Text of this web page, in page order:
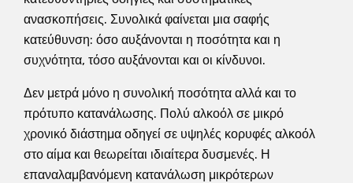
ανασκοπήσεις. Συνολικά φαίνεται μια σαφής
κατεύθυνση: όσο αυξάνονται η ποσότητα και η
συχνότητα, τόσο αυξάνονται και οι κίνδυνοι.
Δεν μετρά μόνο η συνολική ποσότητα αλλά και το
πρότυπο κατανάλωσης. Πολύ αλκοόλ σε μικρό
χρονικό διάστημα οδηγεί σε υψηλές κορυφές αλκοόλ
στο αίμα και θεωρείται ιδιαίτερα δυσμενές. Η
επαναλαμβανόμενη κατανάλωση μικρότερων